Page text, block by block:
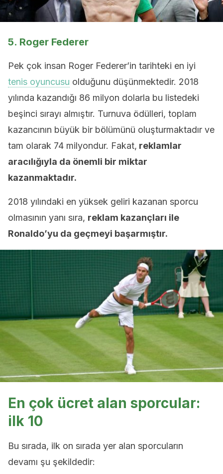
5. Roger Federer
Pek çok insan Roger Federer’in tarihteki en iyi
tenis oyuncusu olduğunu düşünmektedir. 2018
yılında kazandığı 86 milyon dolarla bu listedeki
beşinci sırayı almıştır. Turnuva ödülleri, toplam
kazancının büyük bir bölümünü oluşturmaktadır ve
tam olarak 74 milyondur. Fakat, reklamlar
aracılığıyla da önemli bir miktar
kazanmaktadır.
2018 yılındaki en yüksek geliri kazanan sporcu
olmasının yanı sıra, reklam kazançları ile
Ronaldo’yu da geçmeyi başarmıştır.
En çok ücret alan sporcular:
ilk 10
Bu sırada, ilk on sırada yer alan sporcuların
devamı şu şekildedir: